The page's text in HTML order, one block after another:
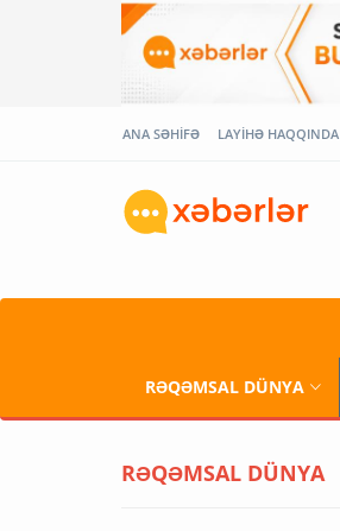
ANA SƏHİFƏ LAYİHƏ HAQQINDA
RƏQƏMSAL DÜNYA
RƏQƏMSAL DÜNYA